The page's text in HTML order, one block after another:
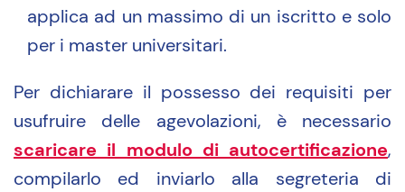
applica ad un massimo di un iscritto e solo
per i master universitari.
Per dichiarare il possesso dei requisiti per
usufruire delle agevolazioni, è necessario
scaricare il modulo di autocertificazione,
compilarlo ed inviarlo alla segreteria di